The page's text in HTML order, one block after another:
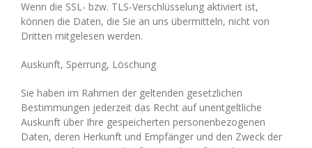
Wenn die SSL- bzw. TLS-Verschlüsselung aktiviert ist,
können die Daten, die Sie an uns übermitteln, nicht von
Dritten mitgelesen werden.
Auskunft, Sperrung, Löschung
Sie haben im Rahmen der geltenden gesetzlichen
Bestimmungen jederzeit das Recht auf unentgeltliche
Auskunft über Ihre gespeicherten personenbezogenen
Daten, deren Herkunft und Empfänger und den Zweck der